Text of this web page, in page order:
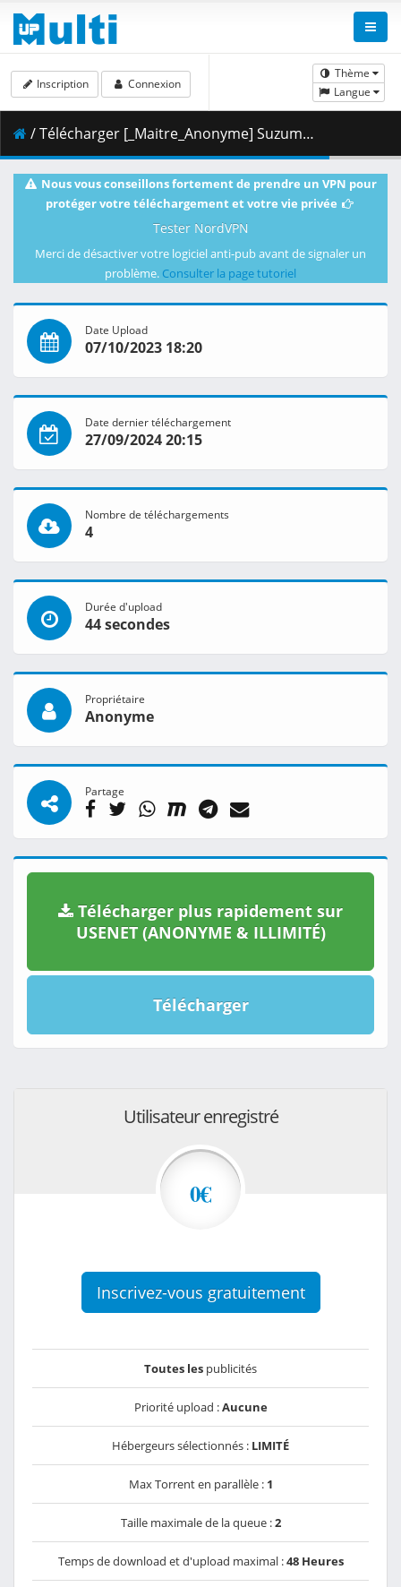
Thème
Langue
Inscription Connexion
/ Télécharger [_Maitre_Anonyme] Suzume (2022) [Blu-Ray JPN 2160p-HEVC VOSTFR-EN].mkv.008 ( 486.74 MB )
Nous vous conseillons fortement de prendre un VPN pour
protéger votre téléchargement et votre vie privée
Tester NordVPN
Merci de désactiver votre logiciel anti-pub avant de signaler un
problème. Consulter la page tutoriel
Date Upload
07/10/2023 18:20
Date dernier téléchargement
27/09/2024 20:15
Nombre de téléchargements
4
Durée d'upload
44 secondes
Propriétaire
Anonyme
Partage
Télécharger plus rapidement sur
USENET (ANONYME & ILLIMITÉ)
Télécharger
Utilisateur enregistré
0€
Inscrivez-vous gratuitement
Toutes les publicités
Priorité upload :Aucune
Hébergeurs sélectionnés : LIMITÉ
Max Torrent en parallèle : 1
Taille maximale de la queue :2
Temps de download et d'upload maximal :48 Heures